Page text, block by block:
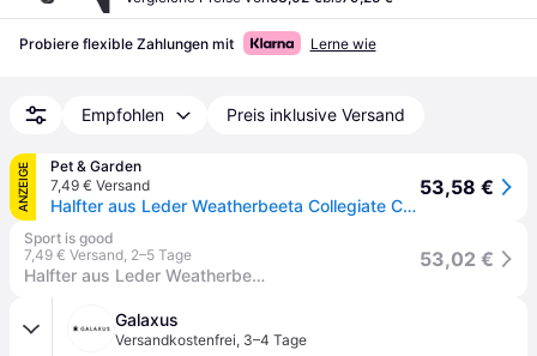
Probiere flexible Zahlungen mit Lerne wie
Empfohlen Preis inklusive Versand
ANZEIGE
Pet & Garden
7,49 € Versand
Halfter aus Leder Weatherbeeta Collegiate Comfitec
53,58 €
Sport is good
7,49 € Versand, 2–5 Tage
Halfter aus Leder Weatherbeeta Collegiate Comfitec
53,02 €
Galaxus
Versandkostenfrei, 3–4 Tage